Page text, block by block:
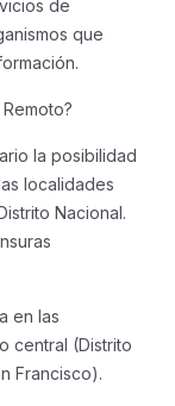
de
que
la posibilidad
localidades
Nacional.
en las
central (Distrito
Francisco).